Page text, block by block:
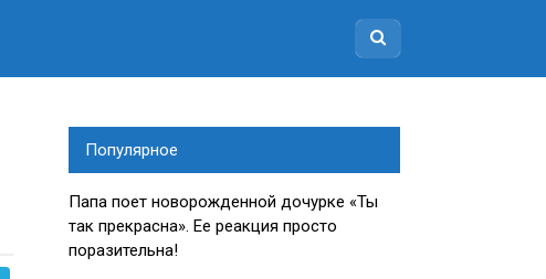
Популярное
Папа поет новорожденной дочурке «Ты
так прекрасна». Ее реакция просто
поразительна!